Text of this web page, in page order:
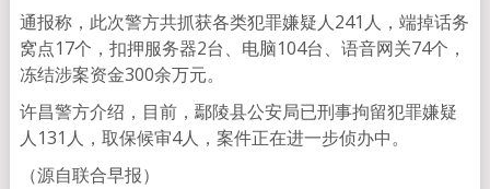
通报称，此次警方共抓获各类犯罪嫌疑人241人，端掉话务
窝点17个，扣押服务器2台、电脑104台、语音网关74个，
冻结涉案资金300余万元。
许昌警方介绍，目前，鄢陵县公安局已刑事拘留犯罪嫌疑
人131人，取保候审4人，案件正在进一步侦办中。
（源自联合早报）